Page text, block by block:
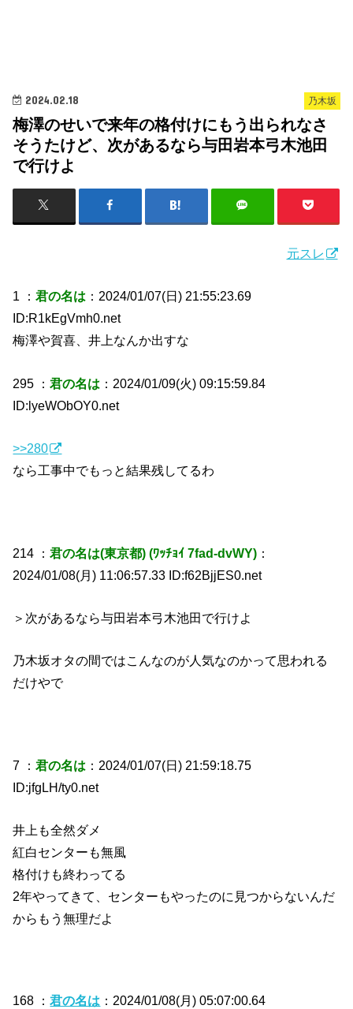
乃木坂
2024.02.18
梅澤のせいで来年の格付けにもう出られなさ
そうたけど、次があるなら与田岩本弓木池田
で行けよ
元スレ
1 ：君の名は ：2024/01/07(日) 21:55:23.69
ID:R1kEgVmh0.net
梅澤や賀喜、井上なんか出すな
295 ：君の名は ：2024/01/09(火) 09:15:59.84
ID:lyeWObOY0.net
>>280
なら工事中でもっと結果残してるわ
214 ：君の名は(東京都) (ﾜｯﾁｮｲ 7fad-dvWY) ：
2024/01/08(月) 11:06:57.33 ID:f62BjjES0.net
＞次があるなら与田岩本弓木池田で行けよ
乃木坂オタの間ではこんなのが人気なのかって思われる
だけやで
7 ：君の名は ：2024/01/07(日) 21:59:18.75
ID:jfgLH/ty0.net
井上も全然ダメ
紅白センターも無風
格付けも終わってる
2年やってきて、センターもやったのに見つからないんだ
からもう無理だよ
168 ：君の名は ：2024/01/08(月) 05:07:00.64